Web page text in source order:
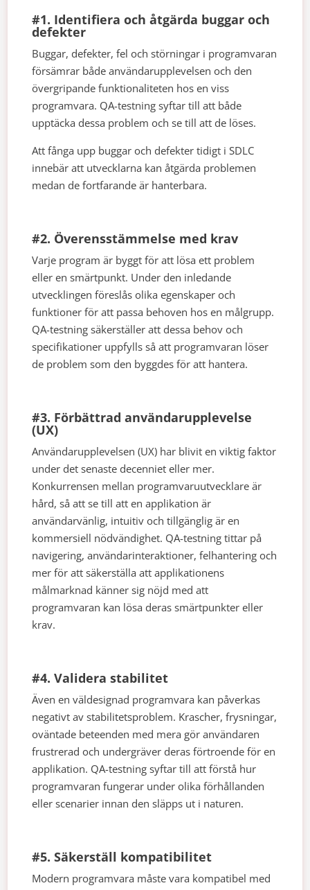
#1. Identifiera och åtgärda buggar och
defekter
Buggar, defekter, fel och störningar i programvaran
försämrar både användarupplevelsen och den
övergripande funktionaliteten hos en viss
programvara. QA-testning syftar till att både
upptäcka dessa problem och se till att de löses.
Att fånga upp buggar och defekter tidigt i SDLC
innebär att utvecklarna kan åtgärda problemen
medan de fortfarande är hanterbara.
#2. Överensstämmelse med krav
Varje program är byggt för att lösa ett problem
eller en smärtpunkt. Under den inledande
utvecklingen föreslås olika egenskaper och
funktioner för att passa behoven hos en målgrupp.
QA-testning säkerställer att dessa behov och
specifikationer uppfylls så att programvaran löser
de problem som den byggdes för att hantera.
#3. Förbättrad användarupplevelse
(UX)
Användarupplevelsen (UX) har blivit en viktig faktor
under det senaste decenniet eller mer.
Konkurrensen mellan programvaruutvecklare är
hård, så att se till att en applikation är
användarvänlig, intuitiv och tillgänglig är en
kommersiell nödvändighet. QA-testning tittar på
navigering, användarinteraktioner, felhantering och
mer för att säkerställa att applikationens
målmarknad känner sig nöjd med att
programvaran kan lösa deras smärtpunkter eller
krav.
#4. Validera stabilitet
Även en väldesignad programvara kan påverkas
negativt av stabilitetsproblem. Krascher, frysningar,
oväntade beteenden med mera gör användaren
frustrerad och undergräver deras förtroende för en
applikation. QA-testning syftar till att förstå hur
programvaran fungerar under olika förhållanden
eller scenarier innan den släpps ut i naturen.
#5. Säkerställ kompatibilitet
Modern programvara måste vara kompatibel med